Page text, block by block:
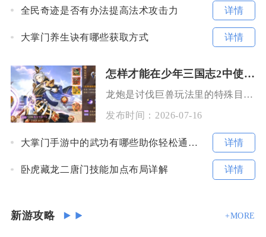
全民奇迹是否有办法提高法术攻击力 详情
大掌门养生诀有哪些获取方式 详情
怎样才能在少年三国志2中使用龙炮
龙炮是讨伐巨兽玩法里的特殊目标，通过主线副本扫荡概率触发，核心是用极限输出阵容、合理攻击方
发布时间： 2026-07-16
大掌门手游中的武功有哪些助你轻松通关的技巧 详情
卧虎藏龙二唐门技能加点布局详解 详情
新游攻略 +MORE